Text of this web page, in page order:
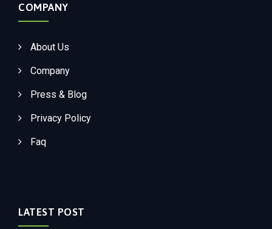
COMPANY
About Us
Company
Press & Blog
Privacy Policy
Faq
LATEST POST